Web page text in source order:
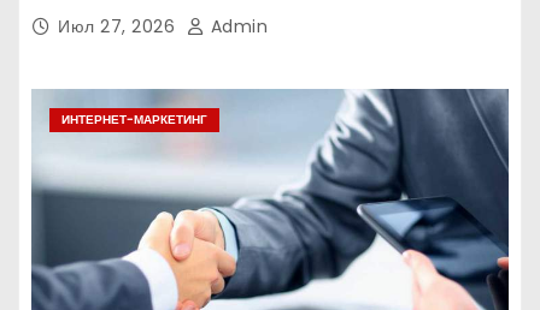
Июл 27, 2026 Admin
ИНТЕРНЕТ-МАРКЕТИНГ